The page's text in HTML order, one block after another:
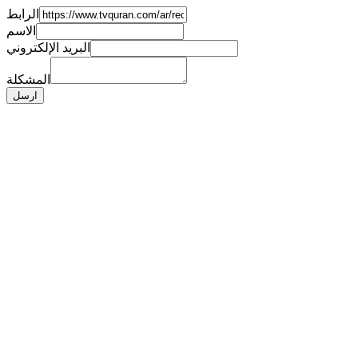
الرابط
الاسم
البريد الإلكتروني
المشكلة
ارسل